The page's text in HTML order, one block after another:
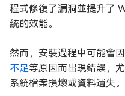
程式修復了漏洞並提升了
統的效能。
然而，安裝過程中可能會
不足等原因而出現錯誤，
系統檔案損壞或資料遺失。